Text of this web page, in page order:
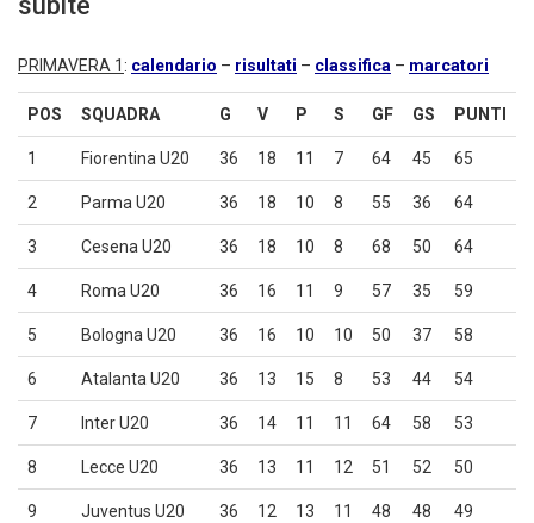
PRIMAVERA 1 : calendario – risultati – classifica – marcatori
POS SQUADRA G V P S GF GS PUNTI
1 Fiorentina U20 36 18 11 7 64 45 65
2 Parma U20 36 18 10 8 55 36 64
3 Cesena U20 36 18 10 8 68 50 64
4 Roma U20 36 16 11 9 57 35 59
5 Bologna U20 36 16 10 10 50 37 58
6 Atalanta U20 36 13 15 8 53 44 54
7 Inter U20 36 14 11 11 64 58 53
8 Lecce U20 36 13 11 12 51 52 50
9 Juventus U20 36 12 13 11 48 48 49